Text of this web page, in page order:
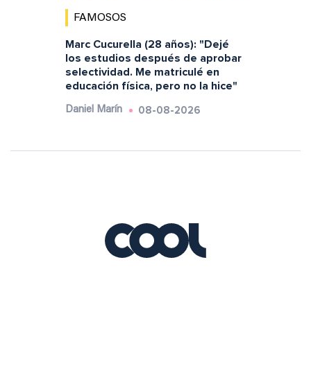
FAMOSOS
Marc Cucurella (28 años): "Dejé
los estudios después de aprobar
selectividad. Me matriculé en
educación física, pero no la hice"
Daniel Marín 08-08-2026